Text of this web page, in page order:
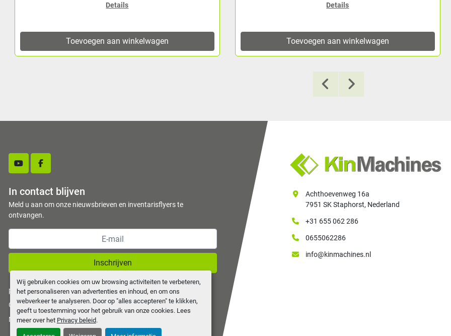
Wij gebruiken cookies om uw browsing activiteiten te verbeteren,
het personaliseren van advertenties en inhoud, en om ons
webverkeer te analyseren. Door op "alles accepteren" te klikken,
geeft u toestemming voor het gebruik van onze cookies. Lees
meer over het Privacy beleid.
Details
Toevoegen aan winkelwagen
Details
Toevoegen aan winkelwagen
youtubefacebook
In contact blijven
Meld u aan om onze nieuwsbrieven en inventarisflyers te
ontvangen.
Inschrijven
privacy policy
Cookies beheren
Machinio Systemwebsite door
Achthoevenweg 16a
7951 SK Staphorst, Nederland
+31 655 062 286
0655062286
info@kinmachines.nl